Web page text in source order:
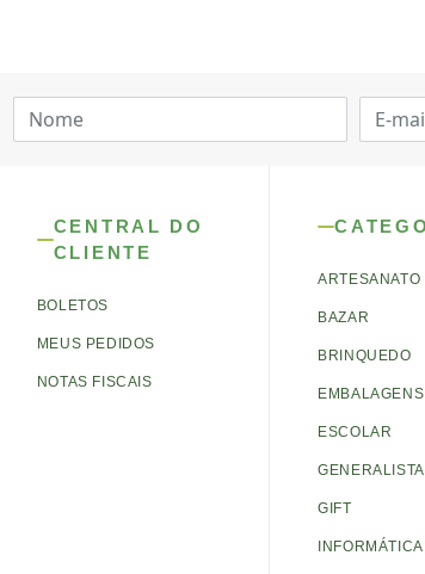
CENTRAL DO
CLIENTE
BOLETOS
MEUS PEDIDOS
NOTAS FISCAIS
ARTESANATO
BAZAR
BRINQUEDO
ESCOLAR
GENERALISTA
GIFT
INFORMÁTICA